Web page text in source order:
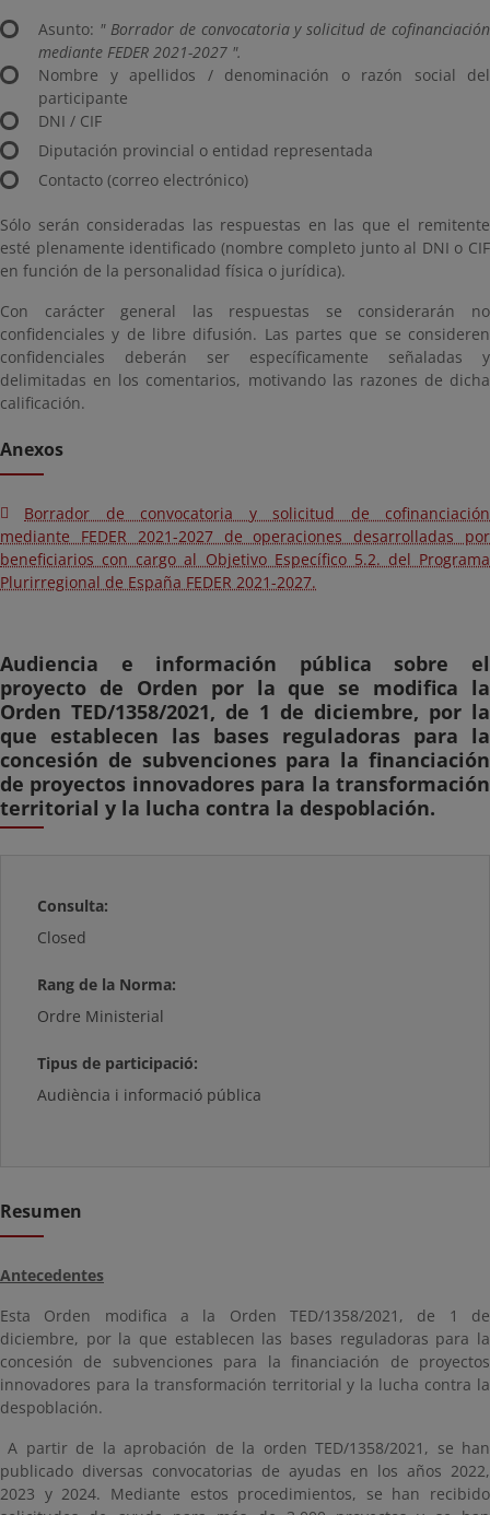
Asunto: " Borrador de convocatoria y solicitud de cofinanciación
mediante FEDER 2021-2027 ".
Nombre y apellidos / denominación o razón social del
participante
DNI / CIF
Diputación provincial o entidad representada
Contacto (correo electrónico)
Sólo serán consideradas las respuestas en las que el remitente
esté plenamente identificado (nombre completo junto al DNI o CIF
en función de la personalidad física o jurídica).
Con carácter general las respuestas se considerarán no
confidenciales y de libre difusión. Las partes que se consideren
confidenciales deberán ser específicamente señaladas y
delimitadas en los comentarios, motivando las razones de dicha
calificación.
Anexos
Borrador de convocatoria y solicitud de cofinanciación
mediante FEDER 2021-2027 de operaciones desarrolladas por
beneficiarios con cargo al Objetivo Específico 5.2. del Programa
Plurirregional de España FEDER 2021-2027.
Audiencia e información pública sobre el
proyecto de Orden por la que se modifica la
Orden TED/1358/2021, de 1 de diciembre, por la
que establecen las bases reguladoras para la
concesión de subvenciones para la financiación
de proyectos innovadores para la transformación
territorial y la lucha contra la despoblación.
Consulta:
Closed
Rang de la Norma:
Ordre Ministerial
Tipus de participació:
Audiència i informació pública
Resumen
Antecedentes
Esta Orden modifica a la Orden TED/1358/2021, de 1 de
diciembre, por la que establecen las bases reguladoras para la
concesión de subvenciones para la financiación de proyectos
innovadores para la transformación territorial y la lucha contra la
despoblación.
A partir de la aprobación de la orden TED/1358/2021, se han
publicado diversas convocatorias de ayudas en los años 2022,
2023 y 2024. Mediante estos procedimientos, se han recibido